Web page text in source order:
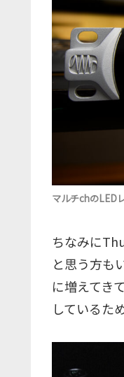
マルチchのLED
ちなみに
と思う方も
に増えてき
しているた